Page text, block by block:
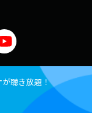
聴き放題！